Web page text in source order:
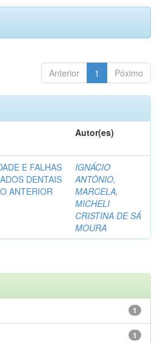
Anterior 1 Póximo
Autor(es)
E FALHAS
DENTAIS
ANTERIOR
IGNÁCIO
ANTÔNIO,
MARCELA,
MICHELI
CRISTINA DE SÁ
MOURA
1
1